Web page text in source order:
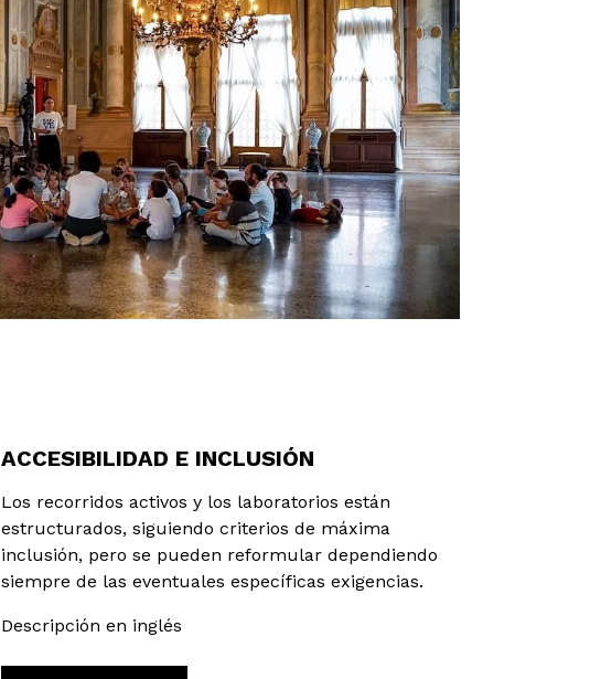
ACCESIBILIDAD E INCLUSIÓN
Los recorridos activos y los laboratorios están
estructurados, siguiendo criterios de máxima
inclusión, pero se pueden reformular dependiendo
siempre de las eventuales específicas exigencias.
Descripción en inglés